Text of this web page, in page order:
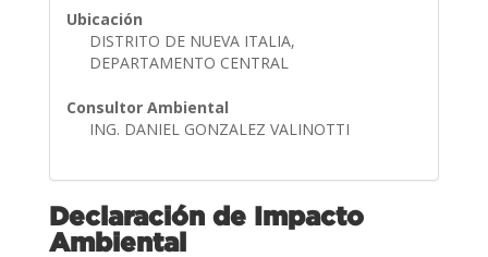
Ubicación
DISTRITO DE NUEVA ITALIA,
DEPARTAMENTO CENTRAL
Consultor Ambiental
ING. DANIEL GONZALEZ VALINOTTI
Declaración de Impacto
Ambiental